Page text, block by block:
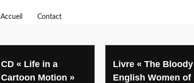
Accueil Contact
CD « Life in a
Cartoon Motion »
Livre « The Bloody
English Women of